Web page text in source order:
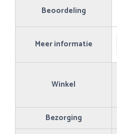
Beoordeling
Meer informatie
Winkel
Bezorging